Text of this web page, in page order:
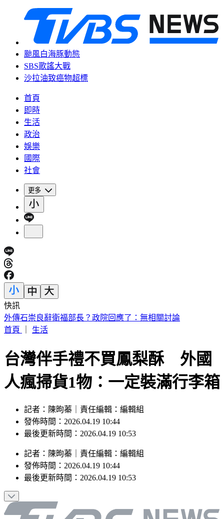
颱風白海豚動態
SBS歌謠大戰
沙拉油致癌物超標
首頁
即時
生活
政治
娛樂
國際
社會
更多
快訊
處置股新制上路！台股6檔10日「關禁閉」 均2分鐘撮合、
8/14出關
台灣伴手禮不買鳳梨酥 外國
人瘋掃貨1物：一定裝滿行李箱
記者：陳昫蓁｜責任編輯：編輯組
發佈時間：2026.04.19 10:44
記者：陳昫蓁｜責任編輯：
發佈時間：2026.04.19 10:44